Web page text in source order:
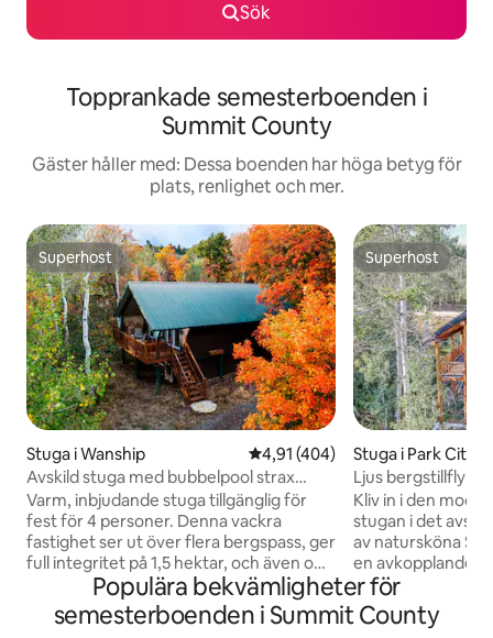
Sök
Topprankade semesterboenden i
Summit County
Gäster håller med: Dessa boenden har höga betyg för
plats, renlighet och mer.
Superhost
Superhost
Stuga i Wanship 4,91 av 5 i genomsnittligt
4,91 (404)
Avskild stuga med bubbelpool strax
utanför Park City
Varm, inbjudande stuga tillgänglig för
fest för 4 personer. Denna vackra
fastighet ser ut över flera bergspass, ger
full integritet på 1,5 hektar, och även om
det är tillräckligt avlägset för att se rådjur
och djurliv, bara 15 minuters bilresa till
restauranger och shopping, 25 minuter
Superhost
Superhost
Stuga i Park City
Ljus bergstillflykt
bubbelpool!
Kliv in i den
stugan i det
av natursköna
en avkopplande
drömmande
bilresa från Park
restauranger,
Populära bekvämligheter för
semesterboenden i Summit County